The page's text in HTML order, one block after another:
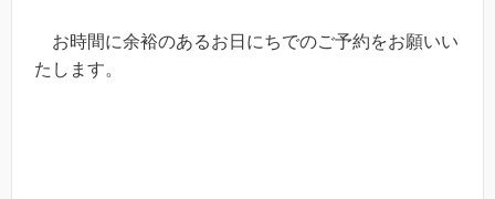
お時間に余裕のあるお日にちでのご予約をお願いい
たします。